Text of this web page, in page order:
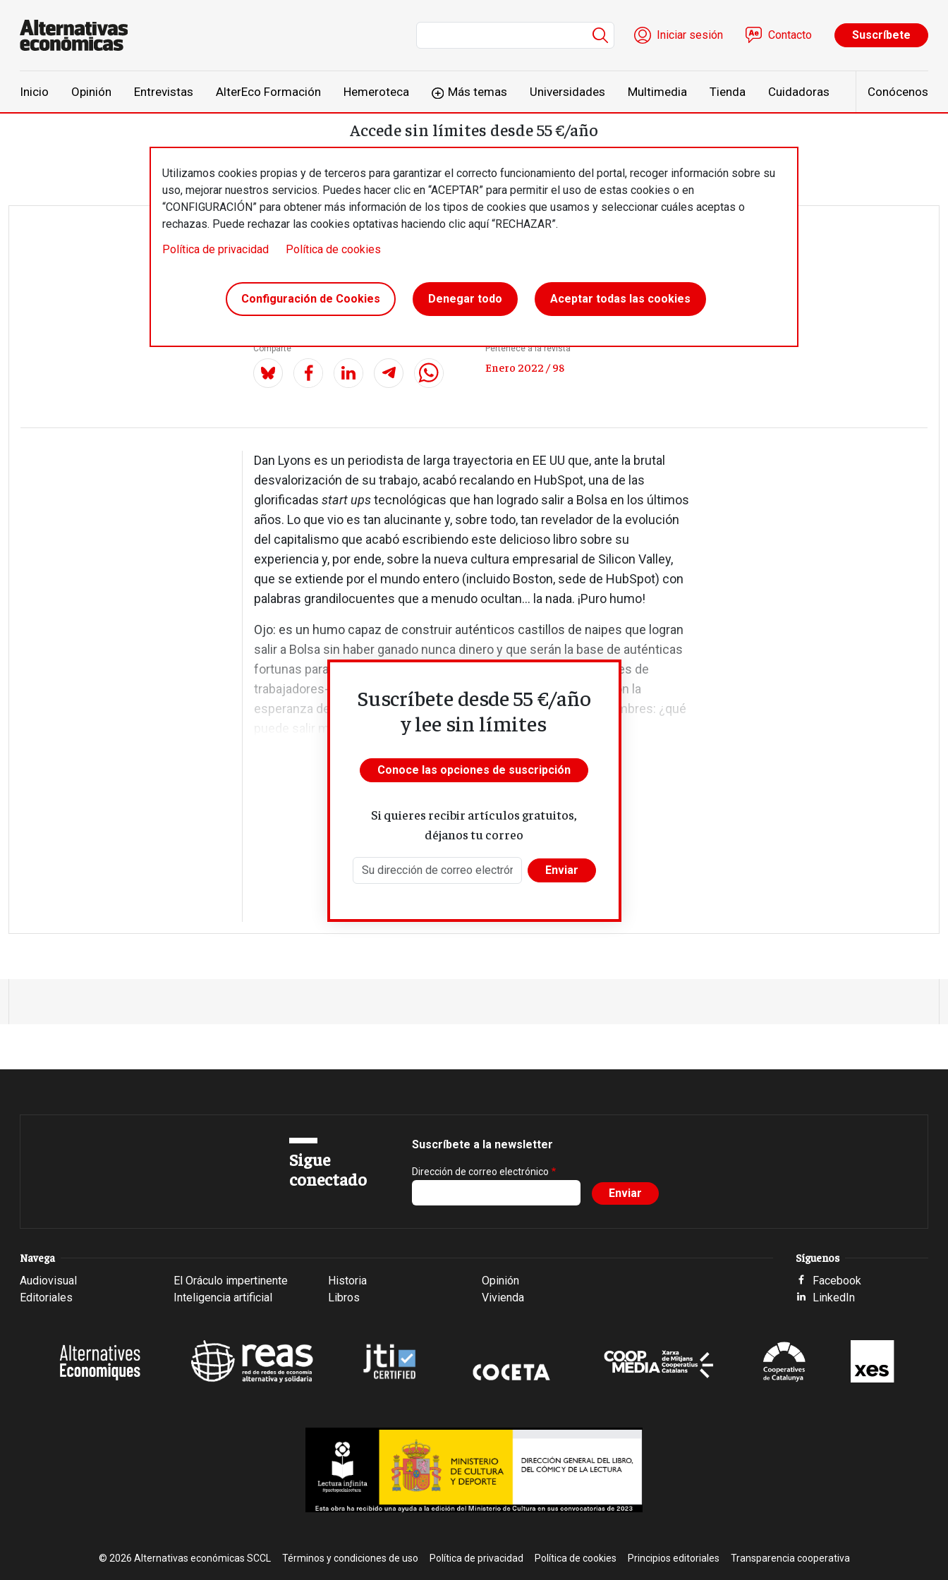
Menú de cuenta de usuario
Iniciar sesión Contacto Suscríbete
Inicio Opinión Entrevistas AlterEco Formación Hemeroteca Más temas Universidades Multimedia Tienda Cuidadoras Conócenos
Utilizamos cookies propias y de terceros para garantizar el correcto funcionamiento del portal, recoger información sobre su
uso, mejorar nuestros servicios. Puedes hacer clic en “ACEPTAR” para permitir el uso de estas cookies o en
“CONFIGURACIÓN” para obtener más información de los tipos de cookies que usamos y seleccionar cuáles aceptas o
rechazas. Puede rechazar las cookies optativas haciendo clic aquí “RECHAZAR”.
Política de privacidad
Política de cookies
Configuración de Cookies Denegar todo Aceptar todas las cookies
Accede sin límites desde 55 €/año
Capitalismo del humo
PorPere Rusiñol
Comparte Pertenece a la revista
Enero 2022 / 98
Dan Lyons es un periodista de larga trayectoria en EE UU que, ante la brutal
desvalorización de su trabajo, acabó recalando en HubSpot, una de las
glorificadas start upstecnológicas que han logrado salir a Bolsa en los últimos
años. Lo que vio es tan alucinante y, sobre todo, tan revelador de la evolución
del capitalismo que acabó escribiendo este delicioso libro sobre su
experiencia y, por ende, sobre la nueva cultura empresarial de Silicon Valley,
que se extiende por el mundo entero (incluido Boston, sede de HubSpot) con
palabras grandilocuentes que a menudo ocultan… la nada. ¡Puro humo!
Ojo: es un humo capaz de construir auténticos castillos de naipes que logran
salir a Bolsa sin haber ganado nunca dinero y que serán la base de auténticas
fortunas para unos pocos espabilados que logran embaucar a miles de
trabajadores-militantes y a pequeños accionistas que invierten con la
esperanza de encontrar al nuevo Google y forrarse. Con estos mimbres: ¿qué
Suscríbete desde 55 €/año
y lee sin límites
Conoce las opciones de suscripción
Si quieres recibir artículos gratuitos,
déjanos tu correo
Sigue
conectado
Suscríbete a la newsletter
Dirección de correo electrónico
Navega
Audiovisual
Editoriales
El Oráculo impertinente
Inteligencia artificial
Historia
Libros
Opinión
Vivienda
Síguenos
Facebook
LinkedIn
© 2026 Alternativas económicas SCCL Footer
Términos y condiciones de uso Política de privacidad Política de cookies Principios editoriales Transparencia cooperativa